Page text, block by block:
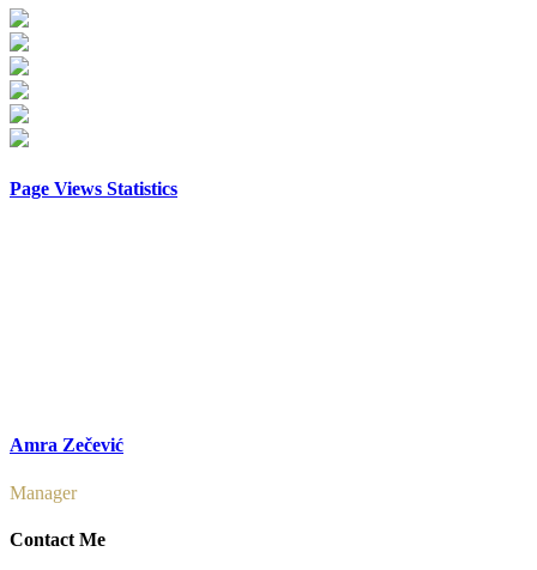
Page Views Statistics
Amra Zečević
Manager
Contact Me